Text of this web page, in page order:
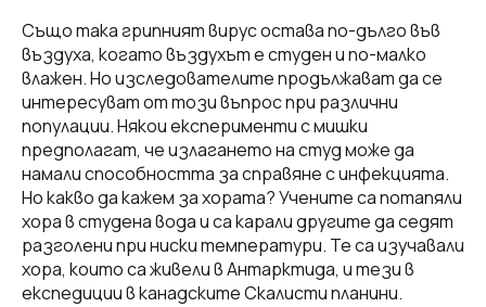
Също така грипният вирус остава по-дълго във
въздуха, когато въздухът е студен и по-малко
влажен. Но изследователите продължават да се
интересуват от този въпрос при различни
популации. Някои експерименти с мишки
предполагат, че излагането на студ може да
намали способността за справяне с инфекцията.
Но какво да кажем за хората? Учените са потапяли
хора в студена вода и са карали другите да седят
разголени при ниски температури. Те са изучавали
хора, които са живели в Антарктида, и тези в
експедиции в канадските Скалисти планини.